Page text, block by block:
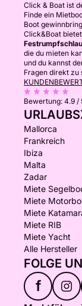
Click & Boat ist
Finde ein
Boot
Click&Boat
die du mieten
und du kannst
Fragen direkt zu
Bewertung: 4.9 /
Mallorca
Frankreich
Ibiza
Malta
Zadar
Miete
Miete
Miete
Miete RIB
Miete Yacht
Alle Hersteller
FOLGE
f